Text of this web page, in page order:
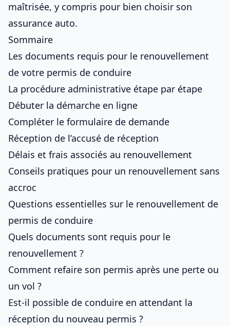
maîtrisée, y compris pour bien choisir son
assurance auto.
Sommaire
Les documents requis pour le renouvellement
de votre permis de conduire
La procédure administrative étape par étape
Débuter la démarche en ligne
Compléter le formulaire de demande
Réception de l’accusé de réception
Délais et frais associés au renouvellement
Conseils pratiques pour un renouvellement sans
accroc
Questions essentielles sur le renouvellement de
permis de conduire
Quels documents sont requis pour le
renouvellement ?
Comment refaire son permis après une perte ou
un vol ?
Est-il possible de conduire en attendant la
réception du nouveau permis ?